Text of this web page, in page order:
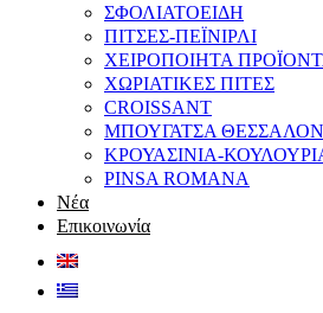
ΣΦΟΛΙΑΤΟΕΙΔΗ
ΠΙΤΣΕΣ-ΠΕΪΝΙΡΛΙ
ΧΕΙΡΟΠΟΙΗΤΑ
ΧΩΡΙΑΤΙΚΕΣ ΠΙΤΕΣ
CROISSANT
ΜΠΟΥΓΑΤΣΑ
ΚΡΟΥΑΣΙΝΙΑ-
PINSA ROMANA
Νέα
Επικοινωνία